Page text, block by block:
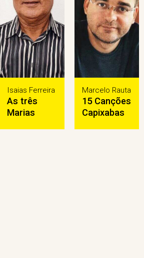
Isaias Ferreira
As três
Marias
Marcelo Rauta
15 Canções
Capixabas